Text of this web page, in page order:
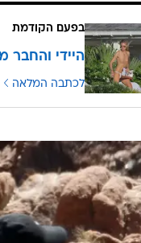
בפעם הקודמת
היידי והחבר
לכתבה המלאה